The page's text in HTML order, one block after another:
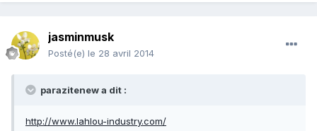
jasminmusk
Posté(e) le 28 avril 2014
parazitenew a dit :
http://www.lahlou-industry.com/